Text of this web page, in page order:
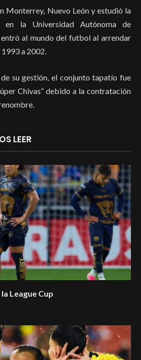
Monterrey, Nuevo León y estudió la
en la Universidad Autónoma de
al mundo del futbol al arrendar
a 2002.
su gestión, el conjunto tapatío fue
Chivas” debido a la contratación
LEER
League Cup